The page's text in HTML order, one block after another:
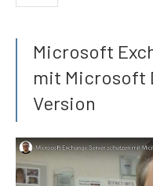
Microsoft
mit Microsoft
Version